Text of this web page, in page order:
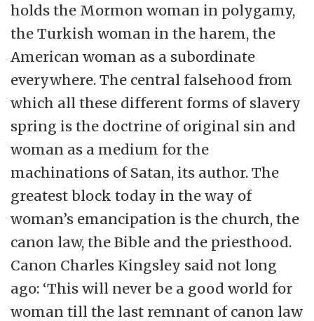
holds the Mormon woman in polygamy,
the Turkish woman in the harem, the
American woman as a subordinate
everywhere. The central falsehood from
which all these different forms of slavery
spring is the doctrine of original sin and
woman as a medium for the
machinations of Satan, its author. The
greatest block today in the way of
woman’s emancipation is the church, the
canon law, the Bible and the priesthood.
Canon Charles Kingsley said not long
ago: ‘This will never be a good world for
woman till the last remnant of canon law